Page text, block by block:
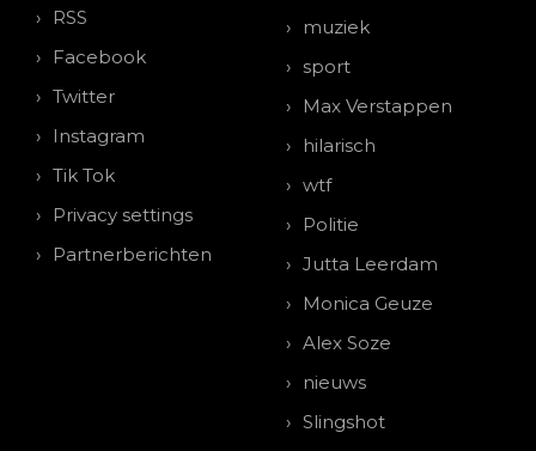
RSS
Facebook
Twitter
Instagram
Tik Tok
Privacy settings
Partnerberichten
muziek
sport
Max Verstappen
hilarisch
wtf
Politie
Jutta Leerdam
Monica Geuze
Alex Soze
nieuws
Slingshot